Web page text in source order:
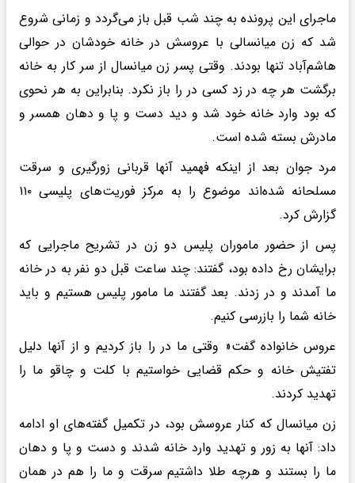
ماجرای این پرونده به چند شب قبل باز می‌گردد و زمانی شروع
شد که زن میانسالی با عروسش در خانه خودشان در حوالی
هاشم‌آباد تنها بودند. وقتی پسر زن میانسال از سر کار به خانه
برگشت هر چه در زد کسی در را باز نکرد. بنابراین به هر نحوی
که بود وارد خانه خود شد و دید دست و پا و دهان همسر و
مادرش بسته شده است.
مرد جوان بعد از اینکه فهمید آنها قربانی زورگیری و سرقت
مسلحانه شده‌اند موضوع را به مرکز فوریت‌های پلیسی ۱۱۰
گزارش کرد.
پس از حضور ماموران پلیس دو زن در تشریح ماجرایی که
برایشان رخ داده بود، گفتند: چند ساعت قبل دو نفر به در خانه
ما آمدند و در زدند. بعد گفتند ما مامور پلیس هستیم و باید
خانه شما را بازرسی کنیم.
عروس خانواده گفت« وقتی ما در را باز کردیم و از آنها دلیل
تفتیش خانه و حکم قضایی خواستیم با کلت و چاقو ما را
تهدید کردند.
زن میانسال که کنار عروسش بود، در تکمیل گفته‌های او ادامه
داد: آنها به زور و تهدید وارد خانه شدند و دست و پا و دهان
ما را بستند و هرچه طلا داشتیم سرقت و ما را هم در همان